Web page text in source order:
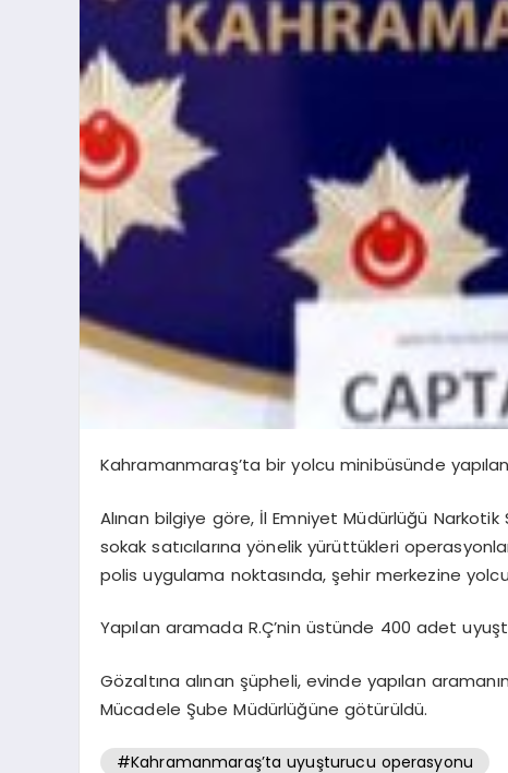
Kahramanmaraş’ta bir yolcu minibüsünde
Alınan bilgiye göre, İl Emniyet Müdürlüğü
sokak satıcılarına yönelik yürüttükleri
polis uygulama noktasında, şehir merkezine
Yapılan aramada R.Ç’nin üstünde 400 adet
Gözaltına alınan şüpheli, evinde yapılan
Mücadele Şube Müdürlüğüne götürüldü.
#Kahramanmaraş’ta uyuşturucu operasyonu